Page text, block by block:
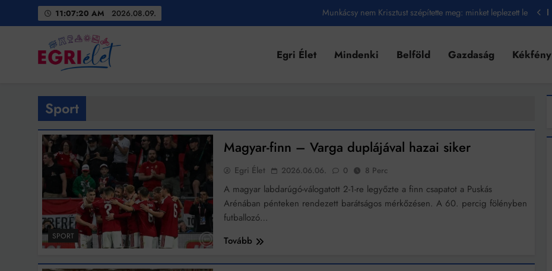
11:07:22 AM 2026.08.09.
Munkácsy nem Krisztust szépítette meg: minket leplezett le
Amikor a Tetris boldogabbá tesz, mint a szerelem
Az ördög még mindig Pradát visel. De te miért öltözöl hozzá?
Móricz Zsigmond: falusi író vagy boncmester?
Bitumenes lapostetők: a bevált technológia akkor működik, ha jól van felújítva
Egri Élet
Egri Élet Mindenki Belföld Gazdaság Kékfény
Sport
SPORT
Magyar-finn – Varga duplájával hazai siker
Egri Élet 2026.06.06. 0 8 Perc
A magyar labdarúgó-válogatott 2-1-re legyőzte a finn csapatot a Puskás
Arénában pénteken rendezett barátságos mérkőzésen. A 60. percig fölényben
futballozó…
Tovább